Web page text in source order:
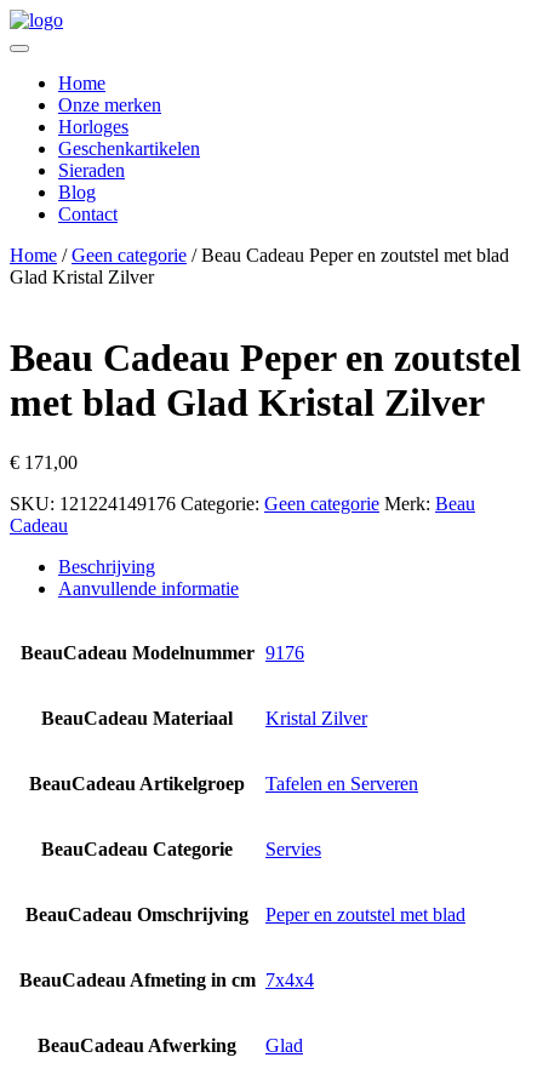
Home
Onze merken
Horloges
Geschenkartikelen
Sieraden
Blog
Contact
Home /Geen categorie / Beau Cadeau Peper en zoutstel met blad
Glad Kristal Zilver
Beau Cadeau Peper en zoutstel
met blad Glad Kristal Zilver
€ 171,00
SKU: 121224149176 Categorie: Geen categorie Merk: Beau
Cadeau
Beschrijving
Aanvullende informatie
BeauCadeau Modelnummer 9176
BeauCadeau Materiaal Kristal Zilver
BeauCadeau Artikelgroep Tafelen en Serveren
BeauCadeau Categorie Servies
BeauCadeau Omschrijving Peper en zoutstel met blad
BeauCadeau Afmeting in cm 7x4x4
BeauCadeau Afwerking Glad